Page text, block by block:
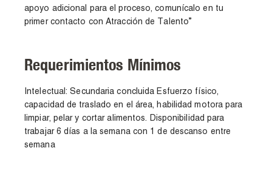
apoyo adicional para el proceso, comunícalo en tu
primer contacto con Atracción de Talento”
Requerimientos Mínimos
Intelectual: Secundaria concluida Esfuerzo físico,
capacidad de traslado en el área, habilidad motora para
limpiar, pelar y cortar alimentos. Disponibilidad para
trabajar 6 días a la semana con 1 de descanso entre
semana